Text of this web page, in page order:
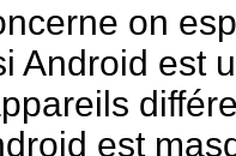
on
Android est
est